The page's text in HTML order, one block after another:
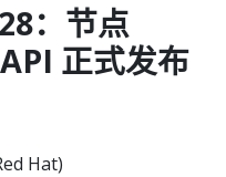
：节点
正式发布
Hat)